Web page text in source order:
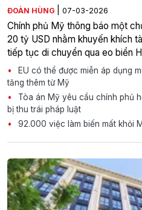
ĐOÀN HÙNG 07-03-2026
Chính phủ Mỹ thông báo một
20 tỷ USD nhằm khuyến khích
tiếp tục di chuyển qua eo biển
EU có thể được miễn áp dụng
tăng thêm từ Mỹ
Tòa án Mỹ yêu cầu chính phủ
bị thu trái pháp luật
92.000 việc làm biến mất khỏi